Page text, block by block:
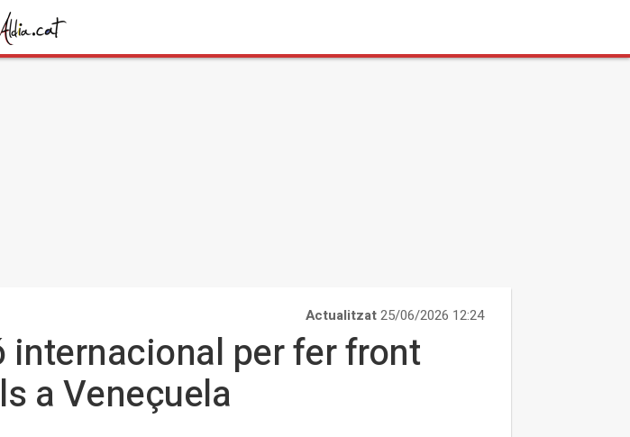
Actualitzat25/06/2026 12:24
internacional per fer front
a Veneçuela